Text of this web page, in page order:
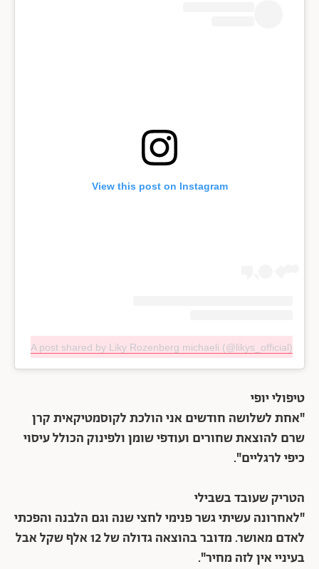
View this post on Instagram
A post shared by Liky Rozenberg michaeli (@likys_official)
טיפולי יופי
"אחת לשלושה חודשים אני הולכת לקוסמטיקאית קרן
שרם להוצאת שחורים ועודפי שומן ולפינוק הכולל עיסוי
כיפי לרגליים".
הטריק שעובד בשבילי
"לאחרונה עשיתי גשר פנימי לחצי שנה וגם הלבנה והפכתי
לאדם מאושר. מדובר בהוצאה גדולה של 12 אלף שקל אבל
בעיניי אין לזה מחיר".